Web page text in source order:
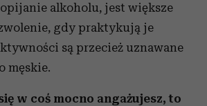
alkoholu, jest większe
gdy praktykują je
są przecież uznawane
męskie.
w coś mocno angażujesz, to